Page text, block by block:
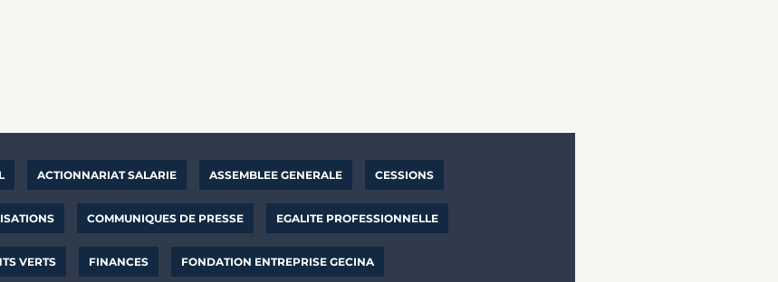
ACTIONNARIAT SALARIE ASSEMBLEE GENERALE CESSIONS
COMMUNIQUES DE PRESSE EGALITE PROFESSIONNELLE
VERTS FINANCES FONDATION ENTREPRISE GECINA